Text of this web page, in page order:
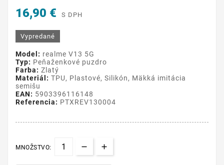
16,90 € S DPH
Vypredané
Model: realme V13 5G
Typ: Peňaženkové puzdro
Farba: Zlatý
Materiál: TPU, Plastové, Silikón, Mäkká imitácia
semišu
EAN: 5903396116148
Referencia: PTXREV130004
MNOŽSTVO: